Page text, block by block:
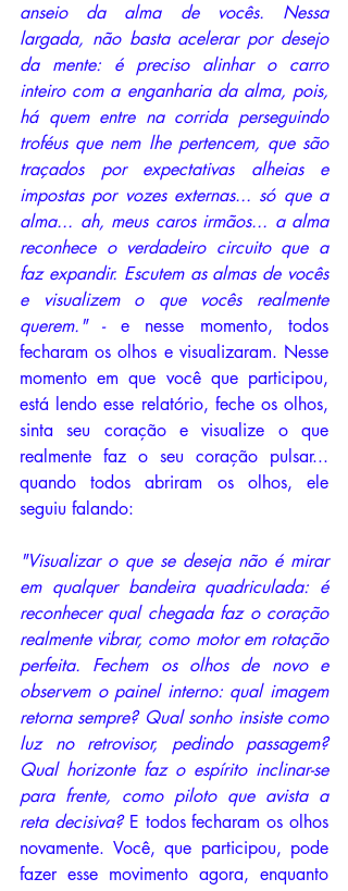
anseio da alma de vocês. Nessa
largada, não basta acelerar por desejo
da mente: é preciso alinhar o carro
inteiro com a enganharia da alma, pois,
há quem entre na corrida perseguindo
troféus que nem lhe pertencem, que são
traçados por expectativas alheias e
impostas por vozes externas... só que a
alma... ah, meus caros irmãos... a alma
reconhece o verdadeiro circuito que a
faz expandir. Escutem as almas de vocês
e visualizem o que vocês realmente
querem." - e nesse momento, todos
fecharam os olhos e visualizaram. Nesse
momento em que você que participou,
está lendo esse relatório, feche os olhos,
sinta seu coração e visualize o que
realmente faz o seu coração pulsar...
quando todos abriram os olhos, ele
seguiu falando:
"Visualizar o que se deseja não é mirar
em qualquer bandeira quadriculada: é
reconhecer qual chegada faz o coração
realmente vibrar, como motor em rotação
perfeita. Fechem os olhos de novo e
observem o painel interno: qual imagem
retorna sempre? Qual sonho insiste como
luz no retrovisor, pedindo passagem?
Qual horizonte faz o espírito inclinar-se
para frente, como piloto que avista a
reta decisiva? E todos fecharam os olhos
novamente. Você, que participou, pode
fazer esse movimento agora, enquanto